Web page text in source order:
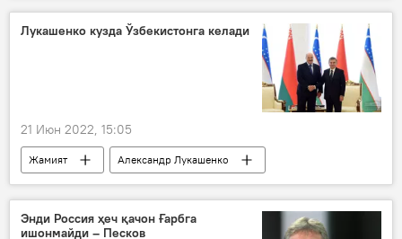
Лукашенко кузда Ўзбекистонга келади
21 Июн 2022, 15:05
Жамият
Александр Лукашенко
Беларусь
Ўзбекистон
Энди Россия ҳеч қачон Ғарбга
ишонмайди – Песков